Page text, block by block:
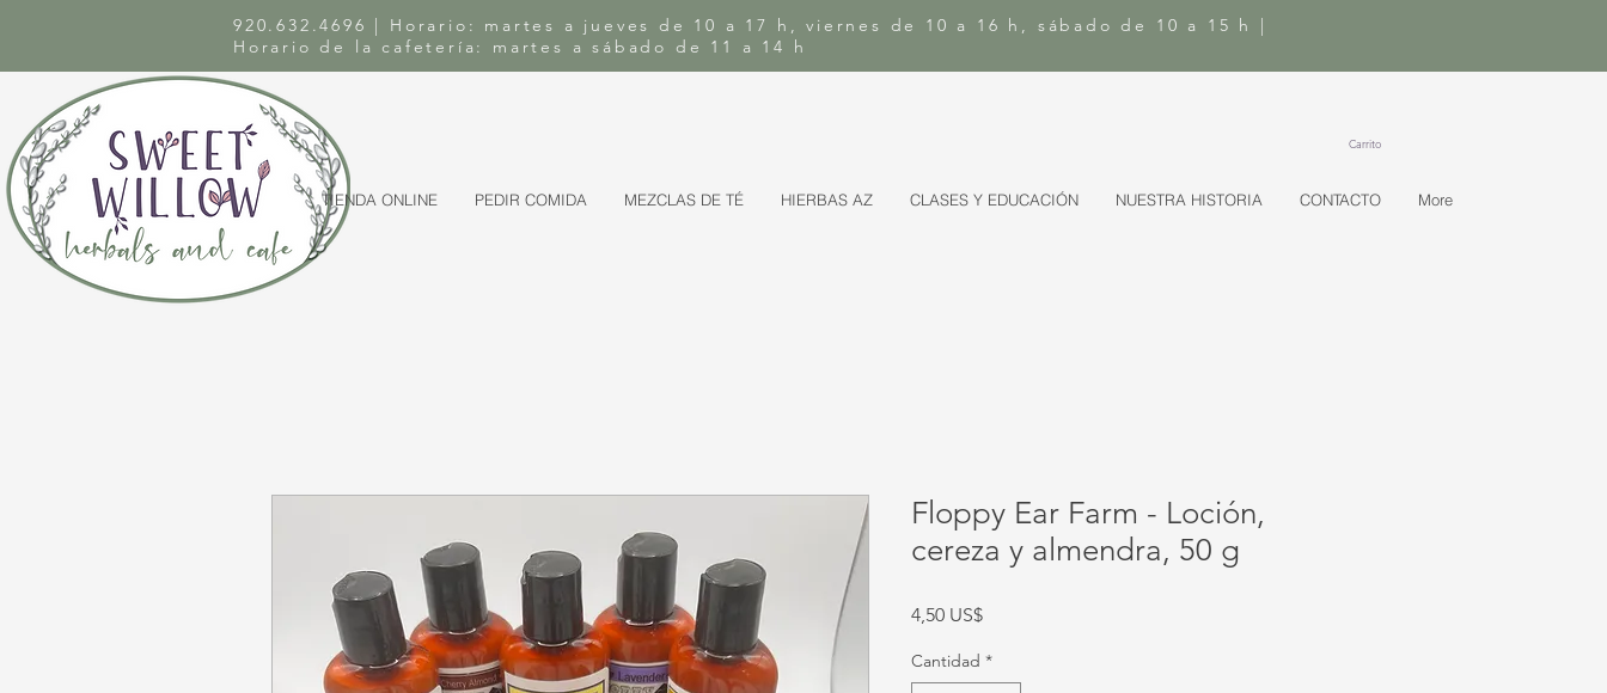
920.632.4696 | Horario: martes a jueves de 10 a 17 h, viernes de 10 a 16 h, sábado de 10 a 15 h |
Horario de la cafetería: martes a sábado de 11 a 14 h
TIENDA ONLINE PEDIR COMIDA MEZCLAS DE TÉ HIERBAS AZ CLASES Y EDUCACIÓN NUESTRA HISTORIA CONTACTO More
Carrito
Floppy Ear Farm - Loción,
cereza y almendra, 50 g
4,50 US$Precio
Cantidad *